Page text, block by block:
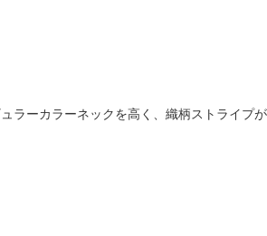
ラーカラーネックを高く、織柄ストライ